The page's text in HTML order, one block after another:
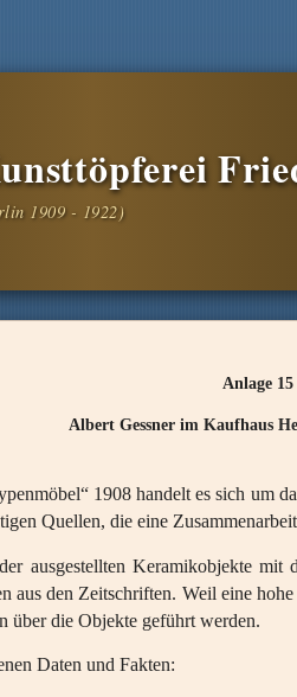
Anlage 15
Albert Gessner im Kaufhaus
1908 handelt es sich um
Quellen, die eine
ausgestellten Keramikobjekte mit
aus den Zeitschriften. Weil eine
über die Objekte geführt werden.
Daten und Fakten: